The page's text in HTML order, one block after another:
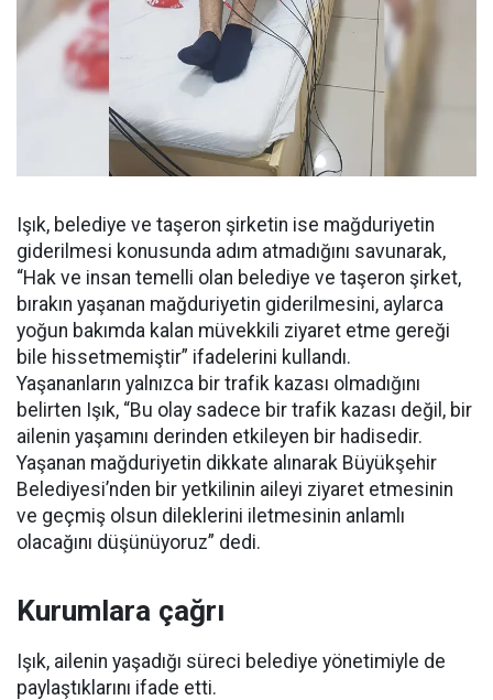
Işık, belediye ve taşeron şirketin ise mağduriyetin
giderilmesi konusunda adım atmadığını savunarak,
“Hak ve insan temelli olan belediye ve taşeron şirket,
bırakın yaşanan mağduriyetin giderilmesini, aylarca
yoğun bakımda kalan müvekkili ziyaret etme gereği
bile hissetmemiştir” ifadelerini kullandı.
Yaşananların yalnızca bir trafik kazası olmadığını
belirten Işık, “Bu olay sadece bir trafik kazası değil, bir
ailenin yaşamını derinden etkileyen bir hadisedir.
Yaşanan mağduriyetin dikkate alınarak Büyükşehir
Belediyesi’nden bir yetkilinin aileyi ziyaret etmesinin
ve geçmiş olsun dileklerini iletmesinin anlamlı
olacağını düşünüyoruz” dedi.
Kurumlara çağrı
Işık, ailenin yaşadığı süreci belediye yönetimiyle de
paylaştıklarını ifade etti.